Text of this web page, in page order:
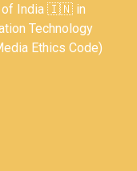
of India 🇮🇳 in
Technology
Ethics Code)